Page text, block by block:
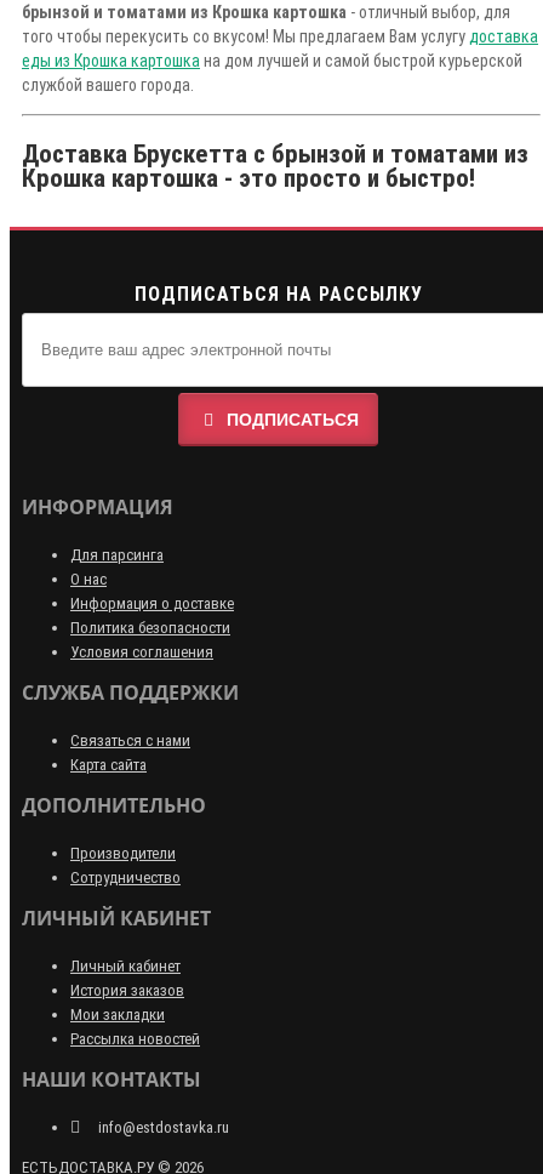
брынзой и томатами из Крошка картошка - отличный выбор, для
того чтобы перекусить со вкусом! Мы предлагаем Вам услугу доставка
еды из Крошка картошка на дом лучшей и самой быстрой курьерской
службой вашего города.
Доставка Брускетта с брынзой и томатами из
Крошка картошка - это просто и быстро!
ПОДПИСАТЬСЯ НА РАССЫЛКУ
ПОДПИСАТЬСЯ
ИНФОРМАЦИЯ
Для парсинга
О нас
Информация о доставке
Политика безопасности
Условия соглашения
СЛУЖБА ПОДДЕРЖКИ
Связаться с нами
Карта сайта
ДОПОЛНИТЕЛЬНО
Производители
Сотрудничество
ЛИЧНЫЙ КАБИНЕТ
Личный кабинет
История заказов
Мои закладки
Рассылка новостей
НАШИ КОНТАКТЫ
info@estdostavka.ru
ЕСТЬДОСТАВКА.РУ © 2026